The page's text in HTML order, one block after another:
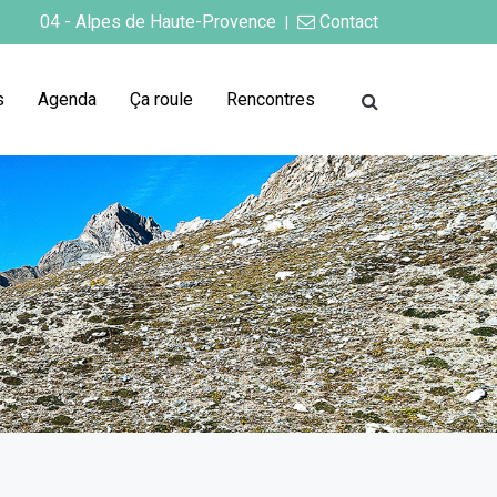
04 - Alpes de Haute-Provence Contact
Agenda Ça roule Rencontres